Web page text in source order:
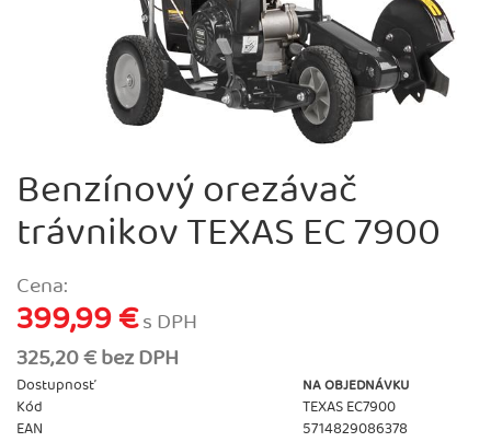
Benzínový orezávač
trávnikov TEXAS EC 7900
Cena:
399,99 €s DPH
325,20 € bez DPH
Dostupnosť NA OBJEDNÁVKU
Kód
TEXAS EC7900
EAN
5714829086378